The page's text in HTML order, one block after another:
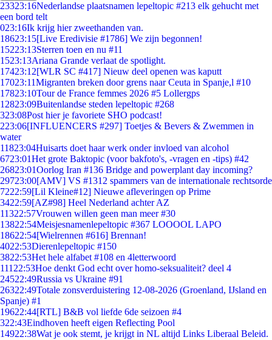
23323:16Nederlandse plaatsnamen lepeltopic #213 elk gehucht met
een bord telt
023:16Ik krijg hier zweethanden van.
18623:15[Live Eredivisie #1786] We zijn begonnen!
15223:13Sterren toen en nu #11
1523:13Ariana Grande verlaat de spotlight.
17423:12[WLR SC #417] Nieuw deel openen was kaputt
17023:11Migranten breken door grens naar Ceuta in Spanje,l #10
17823:10Tour de France femmes 2026 #5 Lollergps
12823:09Buitenlandse steden lepeltopic #268
323:08Post hier je favoriete SHO podcast!
223:06[INFLUENCERS #297] Toetjes & Bevers & Zwemmen in
water
11823:04Huisarts doet haar werk onder invloed van alcohol
6723:01Het grote Baktopic (voor bakfoto's, -vragen en -tips) #42
26823:01Oorlog Iran #136 Bridge and powerplant day incoming?
29723:00[AMV] VS #1312 spammers van de internationale rechtsorde
7222:59[Lil Kleine#12] Nieuwe afleveringen op Prime
3422:59[AZ#98] Heel Nederland achter AZ
11322:57Vrouwen willen geen man meer #30
13822:54Meisjesnamenlepeltopic #367 LOOOOL LAPO
18622:54[Wielrennen #616] Brennan!
4022:53Dierenlepeltopic #150
3822:53Het hele alfabet #108 en 4letterwoord
111 22:53Hoe denkt God echt over homo-seksualiteit? deel 4
24522:49Russia vs Ukraine #91
26322:49Totale zonsverduistering 12-08-2026 (Groenland, IJsland en
Spanje) #1
19622:44[RTL] B&B vol liefde 6de seizoen #4
322:43Eindhoven heeft eigen Reflecting Pool
14922:38Wat je ook stemt, je krijgt in NL altijd Links Liberaal Beleid.